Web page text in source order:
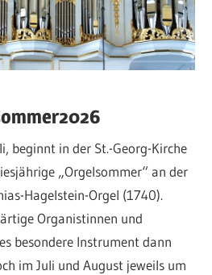
beginnt in der St.-Georg-Kirche
„Orgelsommer“ an der
Hagelstein-Orgel (1740).
Organistinnen und
besondere Instrument dann
im Juli und August jeweils um